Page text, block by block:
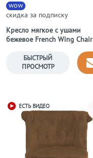
Кресло мягкое с ушами
бежевое French Wing Chair
wow
скидка за подписку
БЫСТРЫЙ
ПРОСМОТР
ЕСТЬ ВИДЕО